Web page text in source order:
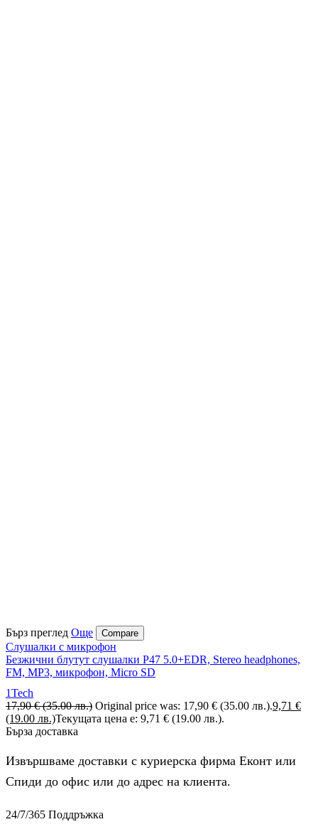
Бърз преглед Още Compare
Слушалки с микрофон
Безжични блутут слушалки P47 5.0+EDR, Stereo headphones,
FM, MP3, микрофон, Micro SD
1Tech
17,90€ (35.00 лв.) Original price was: 17,90 € (35.00 лв.).9,71 €
(19.00 лв.)Текущата цена е: 9,71 € (19.00 лв.).
Бърза доставка
Извършваме доставки с куриерска фирма Еконт или
Спиди до офис или до адрес на клиента.
24/7/365 Поддръжка